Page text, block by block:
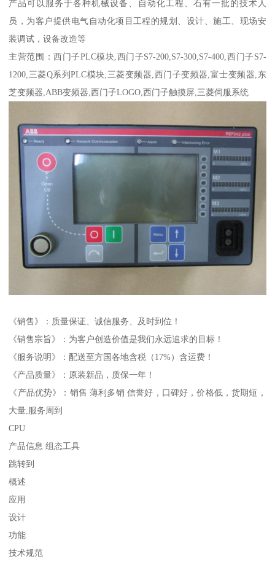
产品可以服务于各种机械设备、自动化工程、石有一批的技术人
员，为客户提供电气自动化项目工程的规划、设计、施工、现场安
装调试，设备改造等
主营范围：西门子PLC模块,西门子S7-200,S7-300,S7-400,西门子S7-
1200,三菱Q系列PLC模块,三菱变频器,西门子变频器,富士变频器,东
芝变频器,ABB变频器,西门子LOGO,西门子触摸屏,三菱伺服系统
《销售》：质量保证、诚信服务、及时到位！
《销售宗旨》：为客户创造价值是我们永远追求的目标！
《服务说明》：配送至方国各地含税（17%）含运费！
《产品质量》：原装新品，质保一年！
《产品优势》：销售 薄利多销 信誉好，口碑好，价格低，货期短，
大量,服务周到
CPU
产品信息 组态工具
跳转到
概述
应用
设计
功能
技术规范